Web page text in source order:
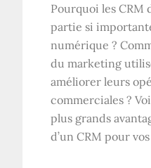
Pourquoi les
partie si
numérique ?
du marketing
améliorer leurs
commerciales ?
plus grands
d’un CRM pour